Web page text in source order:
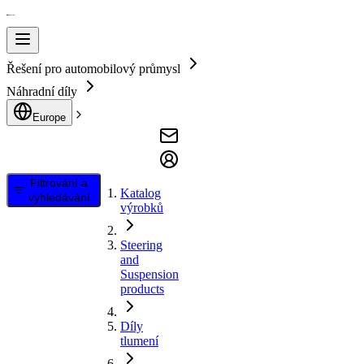
Řešení pro automobilový průmysl
Náhradní díly
Europe
Filtrování a
vyhledávání
Katalog
výrobků
Steering
and
Suspension
products
Díly
tlumení